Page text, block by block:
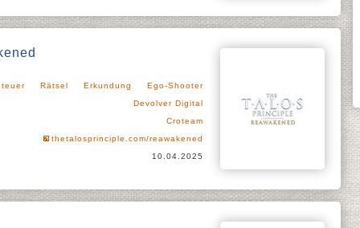
Rätsel Erkundung
Ego-Shooter
Devolver Digital
Croteam
thetalosprinciple.com/reawakened
10.04.2025